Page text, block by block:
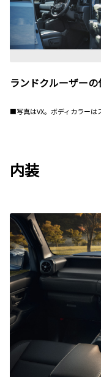
ランドクルーザーの
■写真はVX。ボディカラーは
内装